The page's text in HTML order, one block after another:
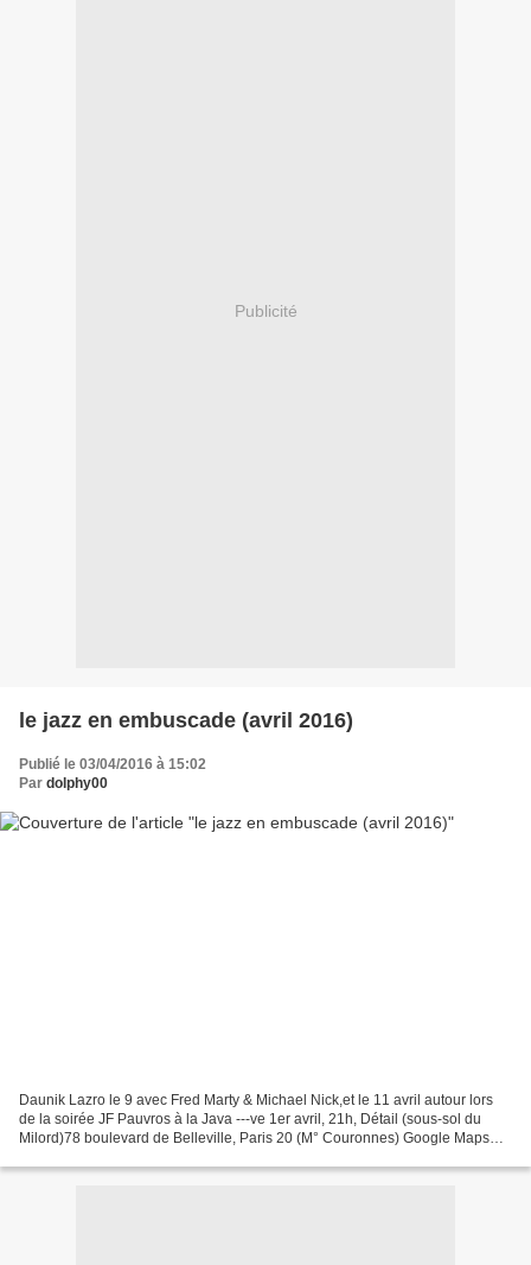
Publicité
le jazz en embuscade (avril 2016)
Publié le 03/04/2016 à 15:02
Par dolphy00
Daunik Lazro le 9 avec Fred Marty & Michael Nick,et le 11 avril autour lors
de la soirée JF Pauvros à la Java ---ve 1er avril, 21h, Détail (sous-sol du
Milord)78 boulevard de Belleville, Paris 20 (M° Couronnes) Google Maps